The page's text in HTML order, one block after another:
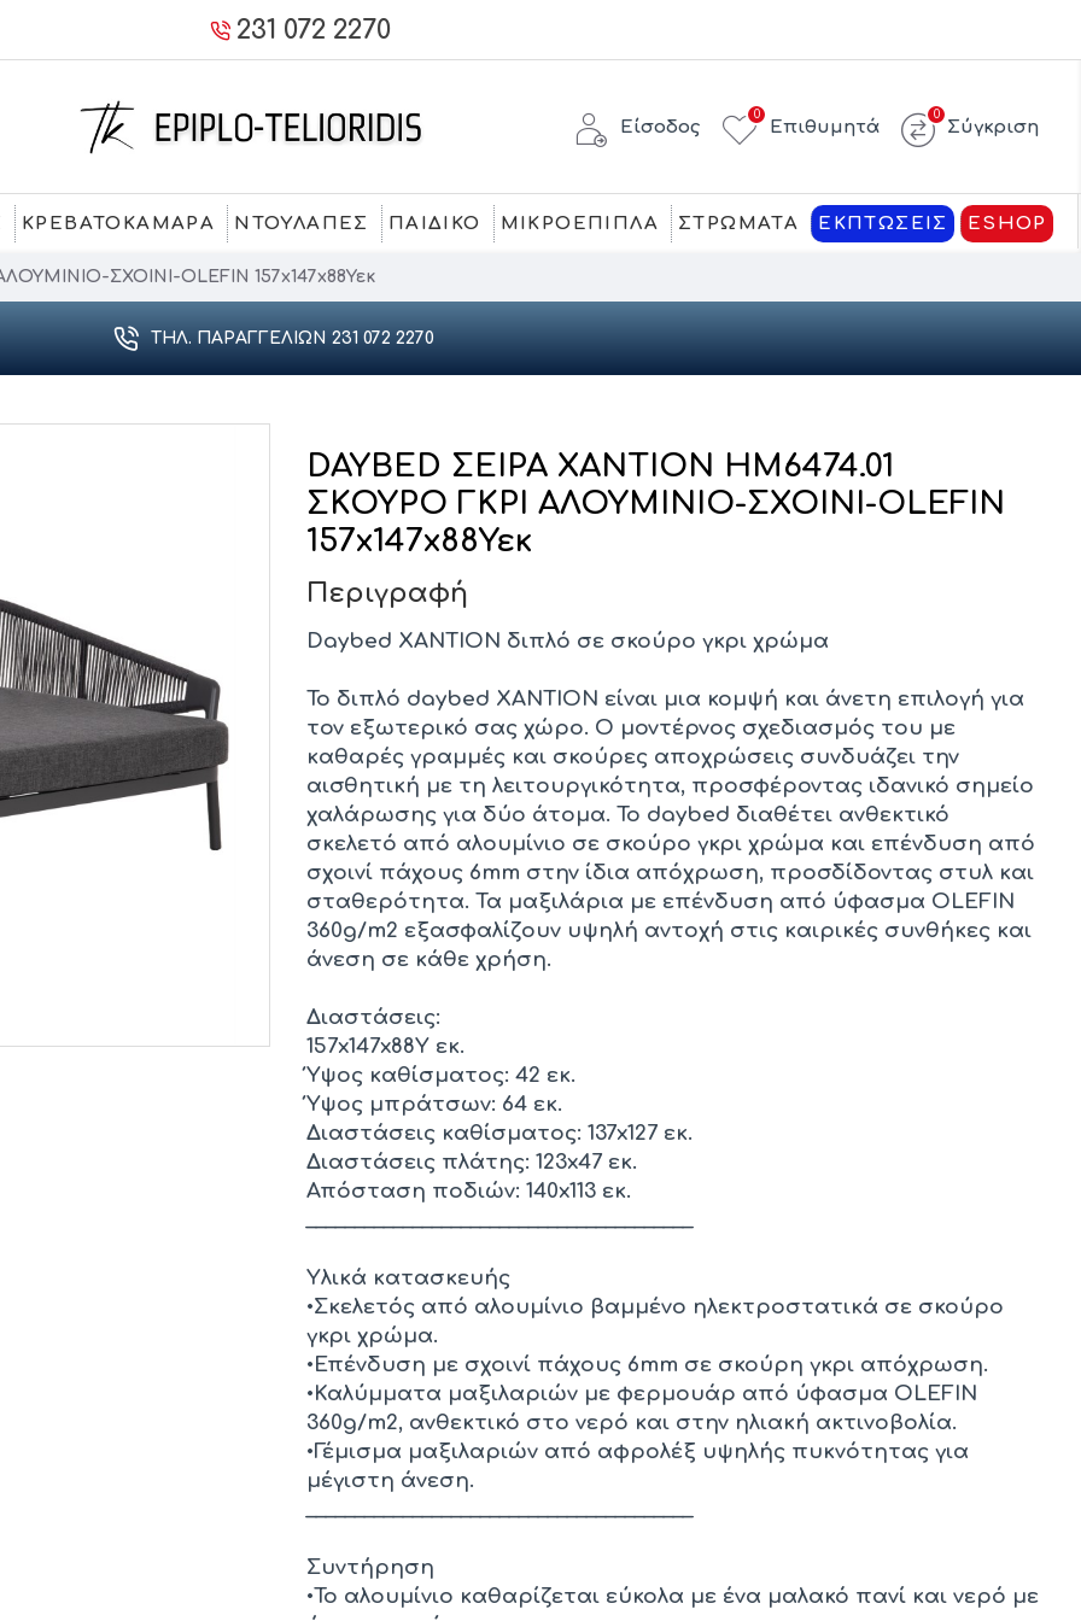
231 072 2270
Είσοδος Επιθυμητά
0
Σύγκριση
0
ΚΡΕΒΑΤΟΚΑΜΑΡΑ ΝΤΟΥΛΑΠΕΣ ΠΑΙΔΙΚΟ ΜΙΚΡΟΕΠΙΠΛΑ ΣΤΡΩΜΑΤΑ ΕΚΠΤΩΣΕΙΣ ESHOP
ΣΧΟΙΝΙ-OLEFIN 157x147x88Υεκ
ΤΗΛ. ΠΑΡΑΓΓΕΛΙΏΝ 231 072 2270
DAYBED ΣΕΙΡΑ XANTION ΗM6474.01
ΣΚΟΥΡΟ ΓΚΡΙ ΑΛΟΥΜΙΝΙΟ-ΣΧΟΙΝΙ-OLEFIN
157x147x88Υεκ
Περιγραφή
Daybed XANTION διπλό σε σκούρο γκρι χρώμα
Το διπλό daybed XANTION είναι μια κομψή και άνετη επιλογή για
τον εξωτερικό σας χώρο. Ο μοντέρνος σχεδιασμός του με
καθαρές γραμμές και σκούρες αποχρώσεις συνδυάζει την
αισθητική με τη λειτουργικότητα, προσφέροντας ιδανικό σημείο
χαλάρωσης για δύο άτομα. Το daybed διαθέτει ανθεκτικό
σκελετό από αλουμίνιο σε σκούρο γκρι χρώμα και επένδυση από
σχοινί πάχους 6mm στην ίδια απόχρωση, προσδίδοντας στυλ και
σταθερότητα. Τα μαξιλάρια με επένδυση από ύφασμα OLEFIN
360g/m2 εξασφαλίζουν υψηλή αντοχή στις καιρικές συνθήκες και
άνεση σε κάθε χρήση.
Διαστάσεις:
157x147x88Υ εκ.
Ύψος καθίσματος: 42 εκ.
Ύψος μπράτσων: 64 εκ.
Διαστάσεις καθίσματος: 137x127 εκ.
Διαστάσεις πλάτης: 123x47 εκ.
Απόσταση ποδιών: 140x113 εκ.
________________________________________
Υλικά κατασκευής
•Σκελετός από αλουμίνιο βαμμένο ηλεκτροστατικά σε σκούρο
γκρι χρώμα.
•Επένδυση με σχοινί πάχους 6mm σε σκούρη γκρι απόχρωση.
•Καλύμματα μαξιλαριών με φερμουάρ από ύφασμα OLEFIN
360g/m2, ανθεκτικό στο νερό και στην ηλιακή ακτινοβολία.
•Γέμισμα μαξιλαριών από αφρολέξ υψηλής πυκνότητας για
μέγιστη άνεση.
________________________________________
Συντήρηση
•Το αλουμίνιο καθαρίζεται εύκολα με ένα μαλακό πανί και νερό με